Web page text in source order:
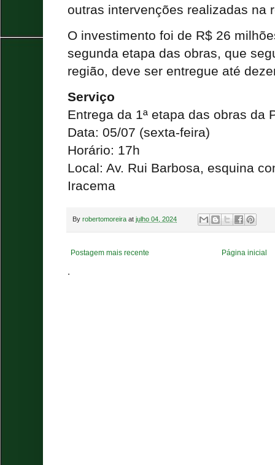
outras intervenções realizadas na
O investimento foi de R$ 26
segunda etapa das obras, que
região, deve ser entregue até
Serviço
Entrega da 1ª etapa das obras da
Data: 05/07 (sexta-feira)
Horário: 17h
Local: Av. Rui Barbosa, esquina
Iracema
By robertomoreira at julho 04, 2024
Postagem mais recente Página inicial
.